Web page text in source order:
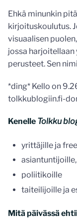
Ehkä minunkin
kirjoituskoulutus.
visuaalisen
jossa
perusteet. Sen
*ding* Kello on
tolkkublogiin.fi-
Kenelle Tolkku
yrittäjille ja
poliitikoille
taiteilijoille ja
Mitä päivässä